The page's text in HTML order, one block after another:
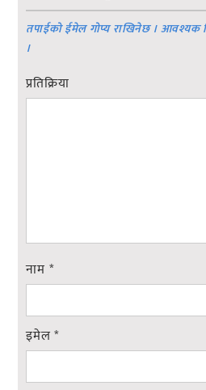
तपाईको ईमेल गोप्य राखिनेछ । आवश्यक
।
प्रतिक्रिया
नाम *
इमेल*